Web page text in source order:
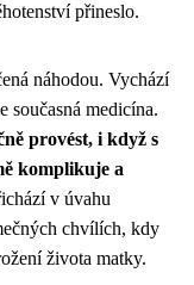
přineslo.
náhodou. Vychází
současná medicína.
provést, i když s
komplikuje a
v úvahu
chvílích, kdy
života matky.